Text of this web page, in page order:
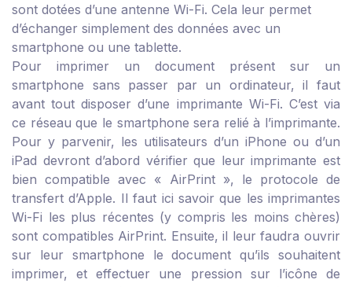
sont dotées d’une antenne Wi-Fi. Cela leur permet
d’échanger simplement des données avec un
smartphone ou une tablette.
Pour imprimer un document présent sur un
smartphone sans passer par un ordinateur, il faut
avant tout disposer d’une imprimante Wi-Fi. C’est via
ce réseau que le smartphone sera relié à l’imprimante.
Pour y parvenir, les utilisateurs d’un iPhone ou d’un
iPad devront d’abord vérifier que leur imprimante est
bien compatible avec « AirPrint », le protocole de
transfert d’Apple. Il faut ici savoir que les imprimantes
Wi-Fi les plus récentes (y compris les moins chères)
sont compatibles AirPrint. Ensuite, il leur faudra ouvrir
sur leur smartphone le document qu’ils souhaitent
imprimer, et effectuer une pression sur l’icône de